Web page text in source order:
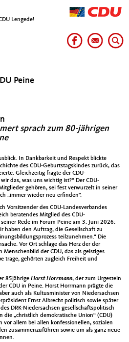
Lengede!
Peine
sprach zum 80-jährigen
In Dankbarkeit und Respekt blickte
des CDU-Geburtstagskindes zurück, das
Gleichzeitig fragte der CDU-
das, was uns wichtig ist?“ Der CDU-
gehören, sei fest verwurzelt in seiner
„immer wieder neu erfinden“.
Vorsitzender des CDU-Landesverbandes
beratendes Mitglied des CDU-
Rede im Forum Peine am 3. Juni 2026:
haben den Auftrag, die Gesellschaft zu
teilzunehmen.“ Die
Vor Ort schlage das Herz der der
Menschenbild der CDU, das als geistiges
trage, gehörten zugleich Freiheit und
85jährige Horst Horrmann, der zum Urgestein
CDU in Peine. Horst Horrmann prägte die
auch als Kultusminister von Niedersachsen
Ernst Albrecht politisch sowie später
DRK-Niedersachsen gesellschaftspolitisch
die „christlich demokratische Union“ (CDU)
vor allem bei allen konfessionellen, sozialen
zusammenzuführen sowie um als ganz neue